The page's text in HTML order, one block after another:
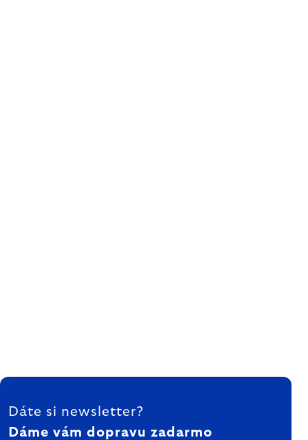
ZÁPÄTIE
Dáte si newsletter?
Dáme vám dopravu zadarmo